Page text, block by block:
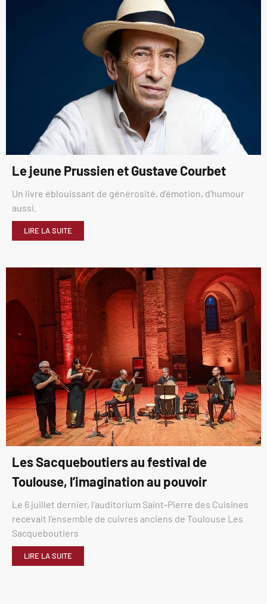
Le jeune Prussien et Gustave Courbet
Un livre éblouissant de générosité, d’émotion, d’humour
aussi.
LIRE LA SUITE
Les Sacqueboutiers au festival de
Toulouse, l’imagination au pouvoir
Le 6 juillet dernier, l’auditorium Saint-Pierre des Cuisines
recevait l’ensemble de cuivres anciens de Toulouse Les
Sacqueboutiers
LIRE LA SUITE